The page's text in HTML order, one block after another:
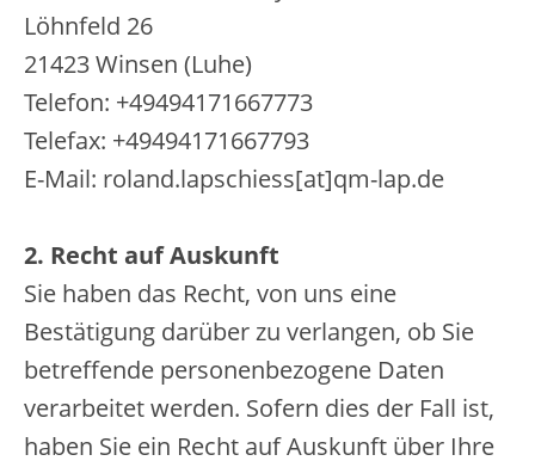
Löhnfeld 26
21423 Winsen (Luhe)
Telefon: +49494171667773
Telefax: +49494171667793
E-Mail: roland.lapschiess[at]qm-lap.de
2. Recht auf Auskunft
Sie haben das Recht, von uns eine
Bestätigung darüber zu verlangen, ob Sie
betreffende personenbezogene Daten
verarbeitet werden. Sofern dies der Fall ist,
haben Sie ein Recht auf Auskunft über Ihre